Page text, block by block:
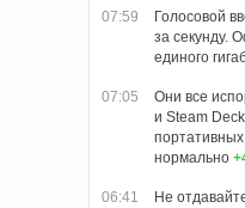
07:59
Голосовой
за секунду.
единого
07:05
Они все
и Steam
нормально
06:41
Не